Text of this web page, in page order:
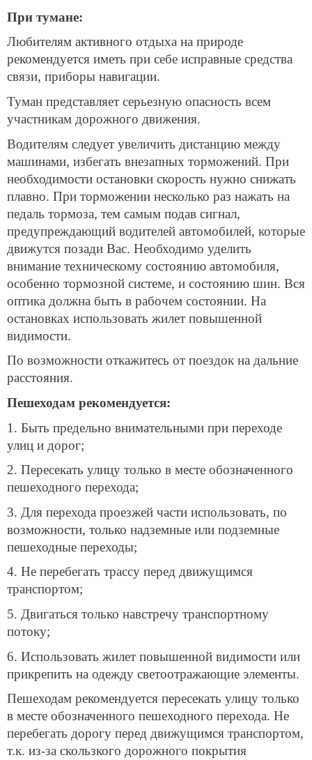
При тумане:
Любителям активного отдыха на природе
рекомендуется иметь при себе исправные средства
связи, приборы навигации.
Туман представляет серьезную опасность всем
участникам дорожного движения.
Водителям следует увеличить дистанцию между
машинами, избегать внезапных торможений. При
необходимости остановки скорость нужно снижать
плавно. При торможении несколько раз нажать на
педаль тормоза, тем самым подав сигнал,
предупреждающий водителей автомобилей, которые
движутся позади Вас. Необходимо уделить
внимание техническому состоянию автомобиля,
особенно тормозной системе, и состоянию шин. Вся
оптика должна быть в рабочем состоянии. На
остановках использовать жилет повышенной
видимости.
По возможности откажитесь от поездок на дальние
расстояния.
Пешеходам рекомендуется:
1. Быть предельно внимательными при переходе
улиц и дорог;
2. Пересекать улицу только в месте обозначенного
пешеходного перехода;
3. Для перехода проезжей части использовать, по
возможности, только надземные или подземные
пешеходные переходы;
4. Не перебегать трассу перед движущимся
транспортом;
5. Двигаться только навстречу транспортному
потоку;
6. Использовать жилет повышенной видимости или
прикрепить на одежду светоотражающие элементы.
Пешеходам рекомендуется пересекать улицу только
в месте обозначенного пешеходного перехода. Не
перебегать дорогу перед движущимся транспортом,
т.к. из-за скользкого дорожного покрытия